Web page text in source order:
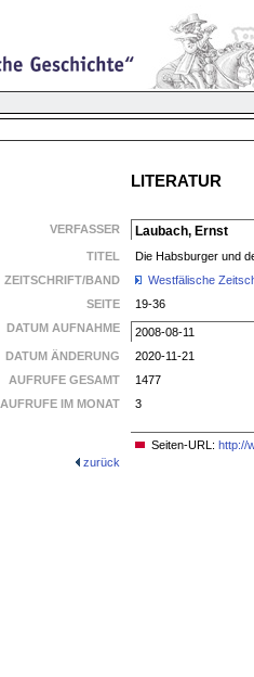
LITERATUR
VERFASSER Laubach, Ernst
TITEL
Die Habsburger und
ZEITSCHRIFT/BAND
Westfälische
SEITE
19-36
DATUM AUFNAHME
2008-08-11
DATUM ÄNDERUNG
2020-11-21
AUFRUFE GESAMT
1477
AUFRUFE IM MONAT
3
Seiten-URL: http://
zurück